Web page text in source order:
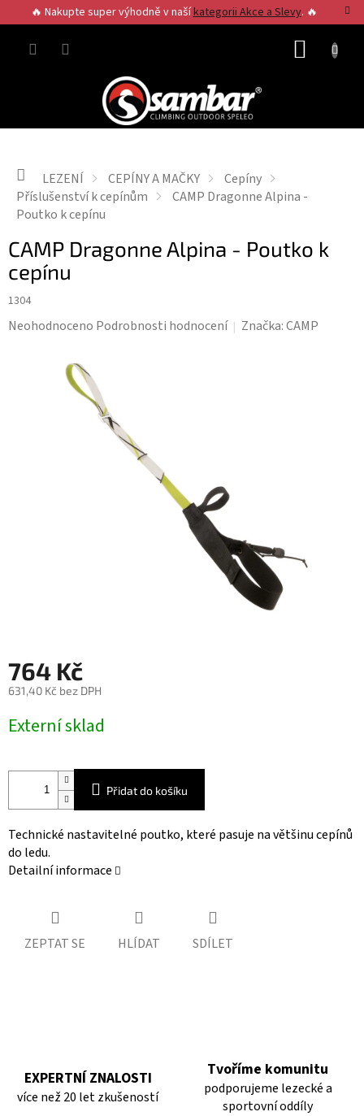
na
obsah
🔥 Nakupte super výhodně v našíkategorii Akce a Slevy. 🔥
Domů
LEZENÍ CEPÍNY A MAČKY
Cepíny
Příslušenství k cepínům
CAMP Dragonne Alpina -
Poutko k cepínu
CAMP Dragonne Alpina - Poutko k
cepínu
1304
Průměrné
Neohodnoceno Podrobnosti hodnocení Značka:CAMP
764 Kč
631,40 Kč bez DPH
cena:
Externí sklad
Přidat do košíku
Technické nastavitelné poutko, které pasuje na většinu cepínů
do ledu.
Detailní informace
ZEPTAT SE HLÍDAT SDÍLET
EXPERTNÍ ZNALOSTI
více než 20 let zkušeností
Tvoříme komunitu
podporujeme lezecké a
sportovní oddíly